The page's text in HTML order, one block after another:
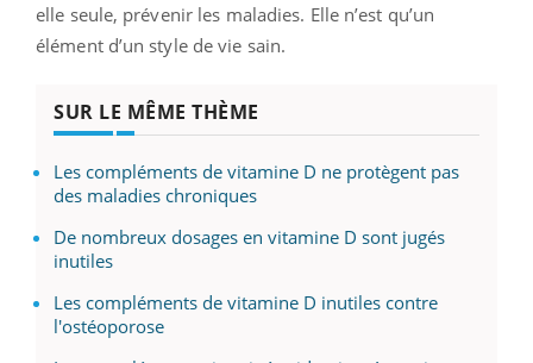
elle seule, prévenir les maladies. Elle n’est qu’un
élément d’un style de vie sain.
SUR LE MÊME THÈME
Les compléments de vitamine D ne protègent pas
des maladies chroniques
De nombreux dosages en vitamine D sont jugés
inutiles
Les compléments de vitamine D inutiles contre
l'ostéoporose